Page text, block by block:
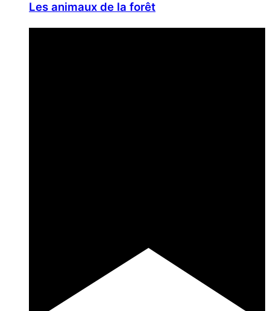
Les animaux de la forêt